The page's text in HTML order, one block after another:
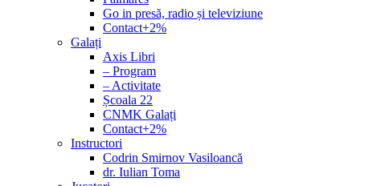
Go in presă, radio și televiziune
Contact+2%
Galați
Axis Libri
– Program
– Activitate
Școala 22
CNMK Galați
Contact+2%
Instructori
Codrin Smirnov Vasiloancă
dr. Iulian Toma